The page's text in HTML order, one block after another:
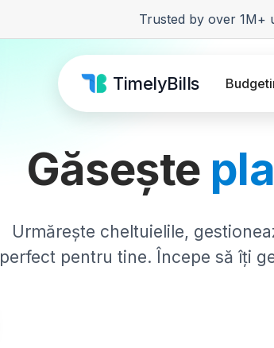
Trusted by over 1M+
TimelyBills
Găsește
Urmărește cheltuielile,
perfect pentru tine. Începe să îți